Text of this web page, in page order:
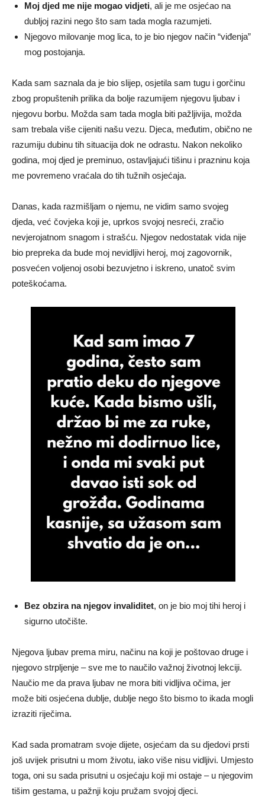
Moj djed me nije mogao vidjeti, ali je me osjećao na
dubljoj razini nego što sam tada mogla razumjeti.
Njegovo milovanje mog lica, to je bio njegov način “viđenja”
mog postojanja.
Kada sam saznala da je bio slijep, osjetila sam tugu i gorčinu
zbog propuštenih prilika da bolje razumijem njegovu ljubav i
njegovu borbu. Možda sam tada mogla biti pažljivija, možda
sam trebala više cijeniti našu vezu. Djeca, međutim, obično ne
razumiju dubinu tih situacija dok ne odrastu. Nakon nekoliko
godina, moj djed je preminuo, ostavljajući tišinu i prazninu koja
me povremeno vraćala do tih tužnih osjećaja.
Danas, kada razmišljam o njemu, ne vidim samo svojeg
djeda, već čovjeka koji je, uprkos svojoj nesreći, zračio
nevjerojatnom snagom i strašću. Njegov nedostatak vida nije
bio prepreka da bude moj nevidljivi heroj, moj zagovornik,
posvećen voljenoj osobi bezuvjetno i iskreno, unatoč svim
poteškoćama.
Bez obzira na njegov invaliditet, on je bio moj tihi heroj i
sigurno utočište.
Njegova ljubav prema miru, načinu na koji je poštovao druge i
njegovo strpljenje – sve me to naučilo važnoj životnoj lekciji.
Naučio me da prava ljubav ne mora biti vidljiva očima, jer
može biti osjećena dublje, dublje nego što bismo to ikada mogli
izraziti riječima.
Kad sada promatram svoje dijete, osjećam da su djedovi prsti
još uvijek prisutni u mom životu, iako više nisu vidljivi. Umjesto
toga, oni su sada prisutni u osjećaju koji mi ostaje – u njegovim
tišim gestama, u pažnji koju pružam svojoj djeci.